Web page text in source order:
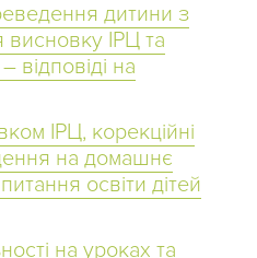
дитини з
ІРЦ та
відповіді на
ІРЦ, корекційні
на домашнє
освіти дітей
на уроках та